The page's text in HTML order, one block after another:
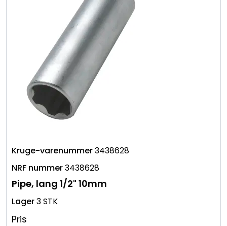
3438628
3438628
Pipe, lang 1/2" 10mm
3 STK
Pris